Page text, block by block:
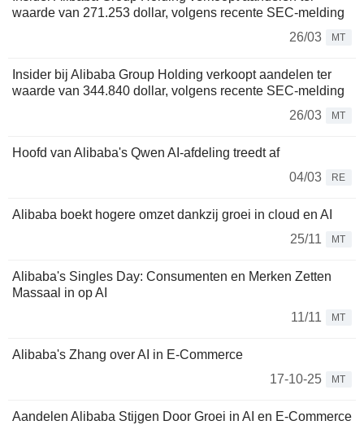
waarde van 271.253 dollar, volgens recente SEC-melding
26/03
MT
Insider bij Alibaba Group Holding verkoopt aandelen ter
waarde van 344.840 dollar, volgens recente SEC-melding
26/03
MT
Hoofd van Alibaba's Qwen AI-afdeling treedt af
04/03
RE
Alibaba boekt hogere omzet dankzij groei in cloud en AI
25/11
MT
Alibaba's Singles Day: Consumenten en Merken Zetten
Massaal in op AI
11/11
MT
Alibaba's Zhang over AI in E-Commerce
17-10-25
MT
Aandelen Alibaba Stijgen Door Groei in AI en E-Commerce